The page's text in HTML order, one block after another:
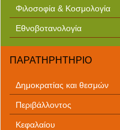
Φιλοσοφία & Κοσμολογία
Εθνοβοτανολογία
ΠΑΡΑΤΗΡΗΤΗΡΙΟ
Δημοκρατίας και θεσμών
Περιβάλλοντος
Κεφαλαίου